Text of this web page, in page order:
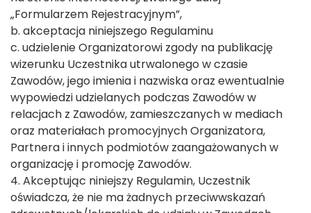
„Formularzem Rejestracyjnym”,
b. akceptacja niniejszego Regulaminu
c. udzielenie Organizatorowi zgody na publikację
wizerunku Uczestnika utrwalonego w czasie
Zawodów, jego imienia i nazwiska oraz ewentualnie
wypowiedzi udzielanych podczas Zawodów w
relacjach z Zawodów, zamieszczanych w mediach
oraz materiałach promocyjnych Organizatora,
Partnera i innych podmiotów zaangażowanych w
organizację i promocję Zawodów.
4. Akceptując niniejszy Regulamin, Uczestnik
oświadcza, że nie ma żadnych przeciwwskazań